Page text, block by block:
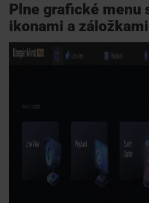
Plne grafické menu
ikonami a záložkami